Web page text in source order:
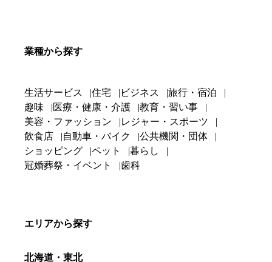
業種から探す
生活サービス 住宅 ビジネス
旅行・宿泊
趣味
医療・健康・介護
教育・習い事
美容・ファッション
レジャー・スポーツ
飲食店
自動車・バイク
公共機関・団体
ショッピング
ペット
暮らし
冠婚葬祭・イベント
歯科
エリアから探す
北海道・東北